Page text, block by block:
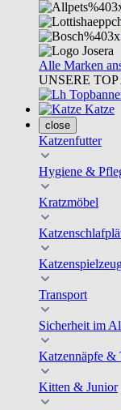
Alle Marken
UNSERE
Katze
close
Katzenfutter
Hygiene &
Kratzmöbel
Transport
Sicherheit im
Katzennäpfe &
Kitten & Junior